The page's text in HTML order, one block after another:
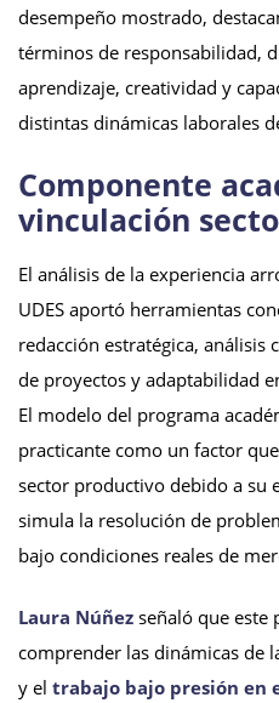
desempeño mostrado,
términos de responsabilidad,
aprendizaje, creatividad y
distintas dinámicas laborales
Componente
vinculación
El análisis de la experiencia
UDES aportó herramientas
redacción estratégica, análisis
de proyectos y adaptabilidad
El modelo del programa
practicante como un factor
sector productivo debido a su
simula la resolución de
bajo condiciones reales de
Laura Núñez señaló que este
comprender las dinámicas de
y el trabajo bajo presión en